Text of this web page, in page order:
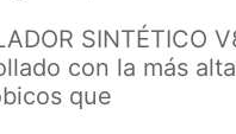
SINTÉTICO
con la más
que